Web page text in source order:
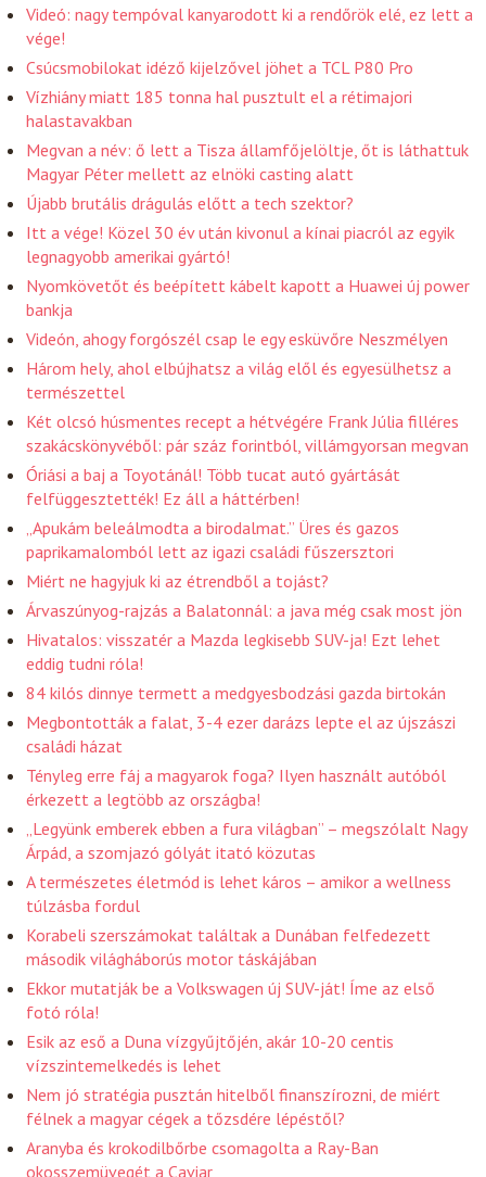
Videó: nagy tempóval kanyarodott ki a rendőrök elé, ez lett a
vége!
Csúcsmobilokat idéző kijelzővel jöhet a TCL P80 Pro
Vízhiány miatt 185 tonna hal pusztult el a rétimajori
halastavakban
Megvan a név: ő lett a Tisza államfőjelöltje, őt is láthattuk
Magyar Péter mellett az elnöki casting alatt
Újabb brutális drágulás előtt a tech szektor?
Itt a vége! Közel 30 év után kivonul a kínai piacról az egyik
legnagyobb amerikai gyártó!
Nyomkövetőt és beépített kábelt kapott a Huawei új power
bankja
Videón, ahogy forgószél csap le egy esküvőre Neszmélyen
Három hely, ahol elbújhatsz a világ elől és egyesülhetsz a
természettel
Két olcsó húsmentes recept a hétvégére Frank Júlia filléres
szakácskönyvéből: pár száz forintból, villámgyorsan megvan
Óriási a baj a Toyotánál! Több tucat autó gyártását
felfüggesztették! Ez áll a háttérben!
„Apukám beleálmodta a birodalmat.” Üres és gazos
paprikamalomból lett az igazi családi fűszersztori
Miért ne hagyjuk ki az étrendből a tojást?
Árvaszúnyog-rajzás a Balatonnál: a java még csak most jön
Hivatalos: visszatér a Mazda legkisebb SUV-ja! Ezt lehet
eddig tudni róla!
84 kilós dinnye termett a medgyesbodzási gazda birtokán
Megbontották a falat, 3-4 ezer darázs lepte el az újszászi
családi házat
Tényleg erre fáj a magyarok foga? Ilyen használt autóból
érkezett a legtöbb az országba!
„Legyünk emberek ebben a fura világban” – megszólalt Nagy
Árpád, a szomjazó gólyát itató közutas
A természetes életmód is lehet káros – amikor a wellness
túlzásba fordul
Korabeli szerszámokat találtak a Dunában felfedezett
második világháborús motor táskájában
Ekkor mutatják be a Volkswagen új SUV-ját! Íme az első
fotó róla!
Esik az eső a Duna vízgyűjtőjén, akár 10-20 centis
vízszintemelkedés is lehet
Nem jó stratégia pusztán hitelből finanszírozni, de miért
félnek a magyar cégek a tőzsdére lépéstől?
Aranyba és krokodilbőrbe csomagolta a Ray-Ban
okosszemüvegét a Caviar